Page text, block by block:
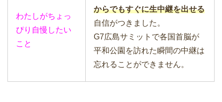
わたしがちょっ
ぴり自慢したい
こと
からでもすぐに生中継を出せる
自信がつきました。
G7広島サミットで各国首脳が
平和公園を訪れた瞬間の中継は
忘れることができません。